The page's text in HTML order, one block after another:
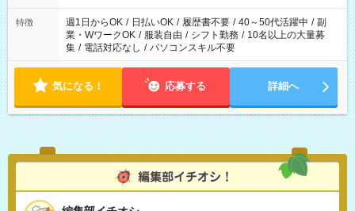
特徴 週1日からOK / 日払いOK / 履歴書不要 / 40～50代活躍中 / 副
業・WワークOK / 服装自由 / シフト勤務 / 10名以上の大量募
集 / 電話対応なし / パソコンスキル不要
気になる！ 応募する 詳細へ